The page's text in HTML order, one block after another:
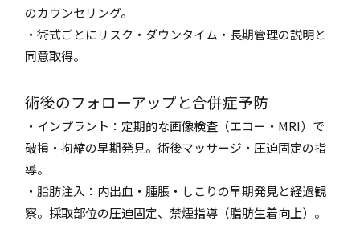
のカウンセリング。
・術式ごとにリスク・ダウンタイム・長期管理の説明と
同意取得。
術後のフォローアップと合併症予防
・インプラント：定期的な画像検査（エコー・MRI）で
破損・拘縮の早期発見。術後マッサージ・圧迫固定の指
導。
・脂肪注入：内出血・腫脹・しこりの早期発見と経過観
察。採取部位の圧迫固定、禁煙指導（脂肪生着向上）。